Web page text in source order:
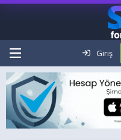
Giriş